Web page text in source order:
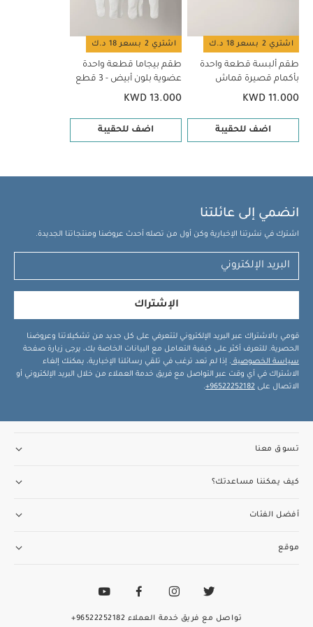
اشتري 2 بسعر 18 د.ك
طقم ألبسة قطعة واحدة
بأكمام قصيرة قماش
عضوي بلون أبيض - 5 قطع
KWD 11.000
اضف للحقيبة
اشتري 2 بسعر 18 د.ك
طقم بيجاما قطعة واحدة
عضوية بلون أبيض - 3 قطع
KWD 13.000
اضف للحقيبة
انضمي إلى عائلتنا
اشترك في نشرتنا الإخبارية وكن أول من تصله أحدث عروضنا ومنتجاتنا الجديدة.
الإشتراك
قومي بالاشتراك عبر البريد الإلكتروني لتتعرفي على كل جديد من تشكيلاتنا وعروضنا
الحصرية. للتعرف أكثر على كيفية التعامل مع البيانات الخاصة بك، يرجى زيارة صفحة
سياسة الخصوصية . إذا لم تعد ترغب في تلقي رسائلنا الإخبارية، يمكنك إلغاء
الاشتراك في أي وقت عبر التواصل مع فريق خدمة العملاء من خلال البريد الإلكتروني أو
الاتصال على 96522252182+
.
تسوق معنا
كيف يمكننا مساعدتك؟
أفضل الفئات
موقع
تواصل مع فريق خدمة العملاء 96522252182+